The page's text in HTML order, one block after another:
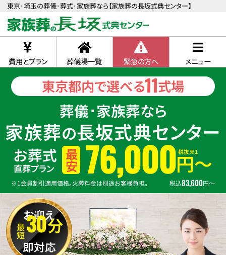
東京･埼玉の葬儀･葬式･家族葬なら【家族葬の長坂式典センター】
費用とプラン 葬儀場一覧 緊急の方へ メニュー
東京都内で選べる11式場
葬儀･家族葬なら
家族葬の長坂式典センター
お葬式
直葬プラン 最安 76,000円〜
税抜※1
※1会員割引適用価格。火葬料金は別途お客様負担。 税込83,600円〜
お迎え
最短30分
即対応